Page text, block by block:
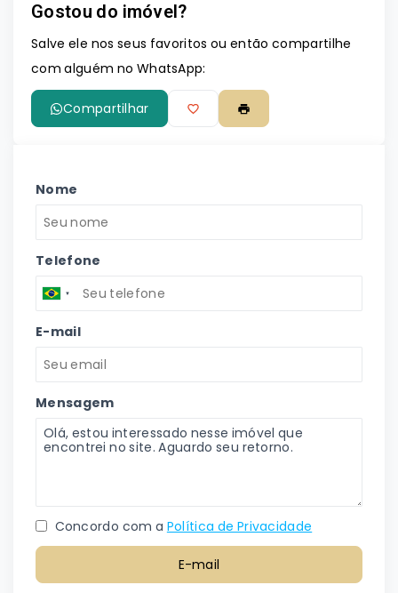
Gostou do imóvel?
Salve ele nos seus favoritos ou então compartilhe
com alguém no WhatsApp:
Compartilhar
Nome
Telefone
E-mail
Mensagem
Concordo com a Política de Privacidade
E-mail